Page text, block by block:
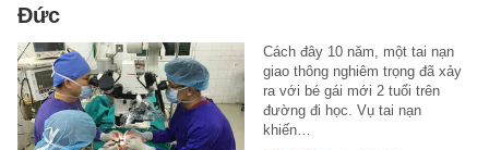
Đức
Cách đây 10 năm, một tai nạn
giao thông nghiêm trọng đã xảy
ra với bé gái mới 2 tuổi trên
đường đi học. Vụ tai nạn
khiến…